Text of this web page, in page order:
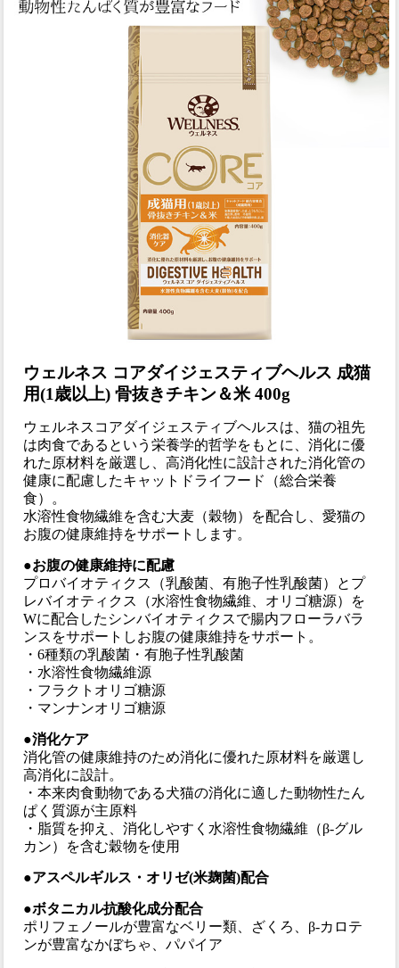
ウェルネス コアダイジェスティブヘルス 成猫
用(1歳以上) 骨抜きチキン＆米 400g
ウェルネスコアダイジェスティブヘルスは、猫の祖先
は肉食であるという栄養学的哲学をもとに、消化に優
れた原材料を厳選し、高消化性に設計された消化管の
健康に配慮したキャットドライフード（総合栄養
食）。
水溶性食物繊維を含む大麦（穀物）を配合し、愛猫の
お腹の健康維持をサポートします。
●お腹の健康維持に配慮
プロバイオティクス（乳酸菌、有胞子性乳酸菌）とプ
レバイオティクス（水溶性食物繊維、オリゴ糖源）を
Wに配合したシンバイオティクスで腸内フローラバラ
ンスをサポートしお腹の健康維持をサポート。
・6種類の乳酸菌・有胞子性乳酸菌
・水溶性食物繊維源
・フラクトオリゴ糖源
・マンナンオリゴ糖源
●消化ケア
消化管の健康維持のため消化に優れた原材料を厳選し
高消化に設計。
・本来肉食動物である犬猫の消化に適した動物性たん
ぱく質源が主原料
・脂質を抑え、消化しやすく水溶性食物繊維（β-グル
カン）を含む穀物を使用
●アスペルギルス・オリゼ(米麹菌)配合
●ボタニカル抗酸化成分配合
ポリフェノールが豊富なベリー類、ざくろ、β-カロテ
ンが豊富なかぼちゃ、パパイア